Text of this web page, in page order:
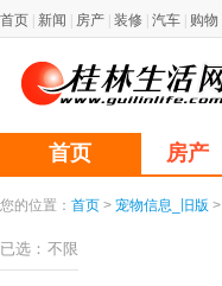
首页 新闻 房产 装修 汽车 购物
首页 房产
您的位置： 首页 > 宠物信息_旧版 >
已选： 不限